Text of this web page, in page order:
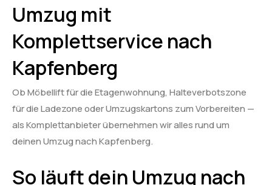
Umzug mit
Komplettservice nach
Kapfenberg
Ob Möbellift für die Etagenwohnung, Halteverbotszone
für die Ladezone oder Umzugskartons zum Vorbereiten —
als Komplettanbieter übernehmen wir alles rund um
deinen Umzug nach Kapfenberg.
So läuft dein Umzug nach